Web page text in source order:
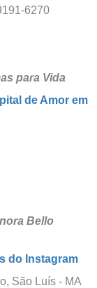
6270
para Vida
de Amor em
Bello
do Instagram
São Luís - MA